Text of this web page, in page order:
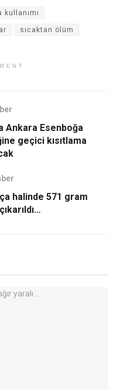
kullanımı
sıcaktan ölüm
Ankara Esenboğa
geçici kısıtlama
halinde 571 gram